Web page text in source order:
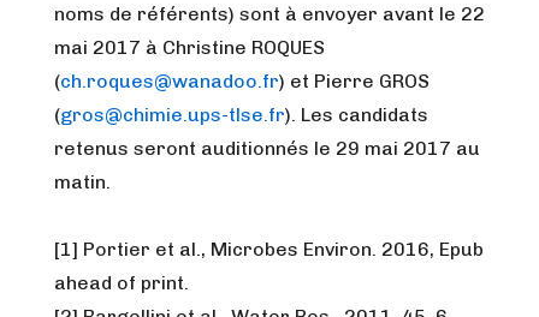
noms de référents) sont à envoyer avant le 22
mai 2017 à Christine ROQUES
(ch.roques@wanadoo.fr) et Pierre GROS
(gros@chimie.ups-tlse.fr). Les candidats
retenus seront auditionnés le 29 mai 2017 au
matin.
[1] Portier et al., Microbes Environ. 2016, Epub
ahead of print.